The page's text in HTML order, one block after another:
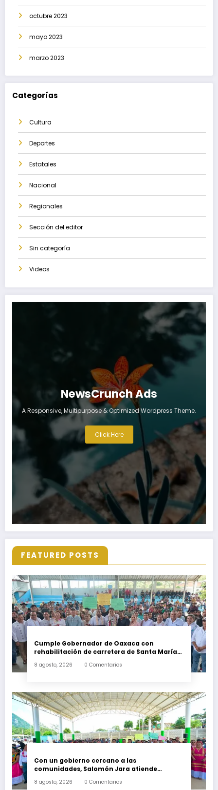
octubre 2023
mayo 2023
marzo 2023
Categorías
Cultura
Deportes
Estatales
Nacional
Regionales
Sección del editor
Sin categoría
Videos
NewsCrunch Ads
A Responsive, Multipurpose & Optimized Wordpress Theme.
Click Here
FEATURED POSTS
Cumple Gobernador de Oaxaca con
rehabilitación de carretera de Santa María
8 agosto, 2026 0 Comentarios
Con un gobierno cercano a las
comunidades, Salomón Jara atiende
Tenango
8 agosto, 2026 0 Comentarios